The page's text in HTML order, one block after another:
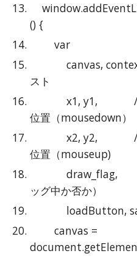
    window.addEventListener("load", function
() {
        var
            canvas, context,// カンバスとコンテク
スト
            x1, y1,            // 描画領域中のマウスの
位置（mousedown）
            x2, y2,            // 描画領域中のマウスの
位置（mouseup)
            draw_flag,        // 描画中か否か（ドラ
ッグ中か否か）
        canvas =